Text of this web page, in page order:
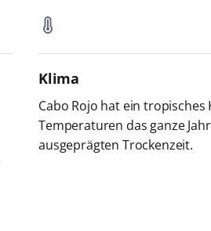
Klima
Cabo Rojo hat ein
Temperaturen das ganze
ausgeprägten Trockenzeit.